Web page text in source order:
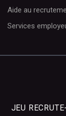
Aide au
Services
JEU